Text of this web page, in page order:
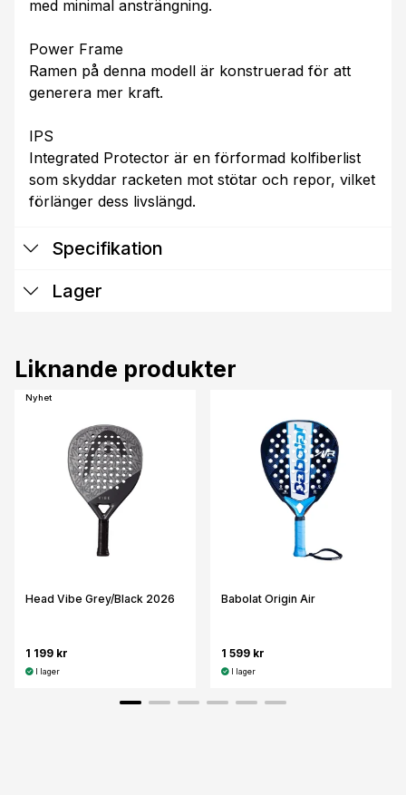
med minimal ansträngning.
Power Frame
Ramen på denna modell är konstruerad för att
generera mer kraft.
IPS
Integrated Protector är en förformad kolfiberlist
som skyddar racketen mot stötar och repor, vilket
förlänger dess livslängd.
Specifikation
Lager
Liknande produkter
Nyhet
Head Vibe Grey/Black 2026
1 199 kr
I lager
Babolat Origin Air
1 599 kr
I lager